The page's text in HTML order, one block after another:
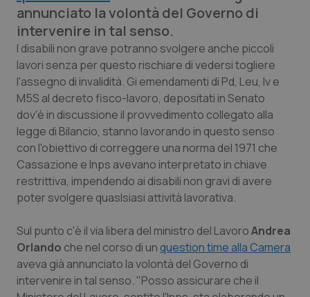
Basilicata
Calabria
Campania
Emilia-Romagna
Friuli Venezia Giulia
Lazio
Lombardia
Marche
Artrite & artrosi
Asma & BPCO
Car-T
Colesterolo & coronaropatie
Dermatite Atopica
Diabete & glucometri
Dolore
Donna & Salute
annunciato la volontà del Governo di
intervenire in tal senso.
I disabili non grave potranno svolgere anche piccoli
lavori senza per questo rischiare di vedersi togliere
l'assegno di invalidità. Gi emendamenti di Pd, Leu, Iv e
M5S al decreto fisco-lavoro, depositati in Senato
dov'è in discussione il provvedimento collegato alla
legge di Bilancio, stanno lavorando in questo senso
con l'obiettivo di correggere una norma del 1971 che
Cassazione e Inps avevano interpretato in chiave
restrittiva, impendendo ai disabili non gravi di avere
poter svolgere quaslsiasi attività lavorativa.
Sul punto c'è il via libera del ministro del LavoroAndrea
Orlando che nel corso di un question time alla Camera
aveva già annunciato la volontà del Governo di
intervenire in tal senso. "Posso assicurare che il